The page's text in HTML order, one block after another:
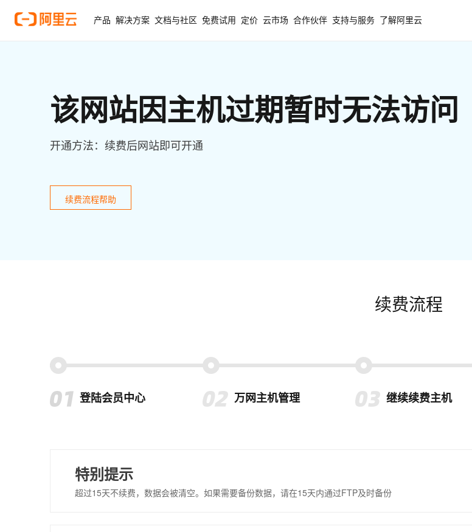
产品 解决方案 文档与社区 免费试用 定价 云市场 合作伙伴 支持与服务 了解阿里云
该网站因主机过期暂时无法访问
开通方法：续费后网站即可开通
续费流程帮助
续费流程
登陆会员中心 万网主机管理 继续续费主机
特别提示
超过15天不续费，数据会被清空。如果需要备份数据，请在15天内通过FTP及时备份